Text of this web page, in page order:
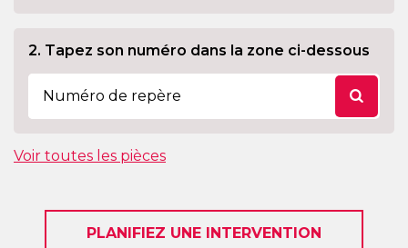
2. Tapez son numéro dans la zone ci-dessous
Voir toutes les pièces
PLANIFIEZ UNE INTERVENTION